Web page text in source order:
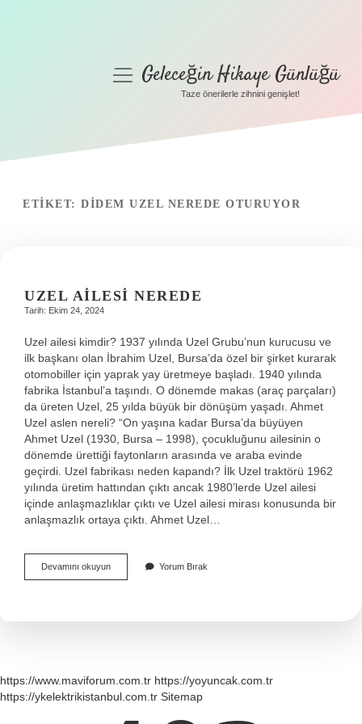
Gizlilik Politikası
menüyü
aç
Geleceğin Hikaye Günlüğü
Taze önerilerle zihnini genişlet!
ETIKET: DIDEM UZEL NEREDE OTURUYOR
UZEL AILESI NEREDE
Tarih: Ekim 24, 2024
Uzel ailesi kimdir? 1937 yılında Uzel Grubu’nun kurucusu ve
ilk başkanı olan İbrahim Uzel, Bursa’da özel bir şirket kurarak
otomobiller için yaprak yay üretmeye başladı. 1940 yılında
fabrika İstanbul’a taşındı. O dönemde makas (araç parçaları)
da üreten Uzel, 25 yılda büyük bir dönüşüm yaşadı. Ahmet
Uzel aslen nereli? “On yaşına kadar Bursa’da büyüyen
Ahmet Uzel (1930, Bursa – 1998), çocukluğunu ailesinin o
dönemde ürettiği faytonların arasında ve araba evinde
geçirdi. Uzel fabrikası neden kapandı? İlk Uzel traktörü 1962
yılında üretim hattından çıktı ancak 1980’lerde Uzel ailesi
içinde anlaşmazlıklar çıktı ve Uzel ailesi mirası konusunda bir
anlaşmazlık ortaya çıktı. Ahmet Uzel…
Devamını okuyunUzel
Ailesi
Yorum Bırak
https://www.maviforum.com.tr https://yoyuncak.com.tr
https://ykelektrikistanbul.com.tr Sitemap